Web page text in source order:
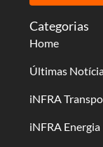
Categorias
Home
Últimas
iNFRA
iNFRA Energia